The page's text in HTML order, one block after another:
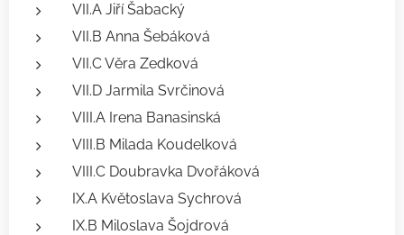
VII.A Jiří Šabacký
VII.B Anna Šebáková
VII.C Věra Zedková
VII.D Jarmila Svrčinová
VIII.A Irena Banasinská
VIII.B Milada Koudelková
VIII.C Doubravka Dvořáková
IX.A Květoslava Sychrová
IX.B Miloslava Šojdrová